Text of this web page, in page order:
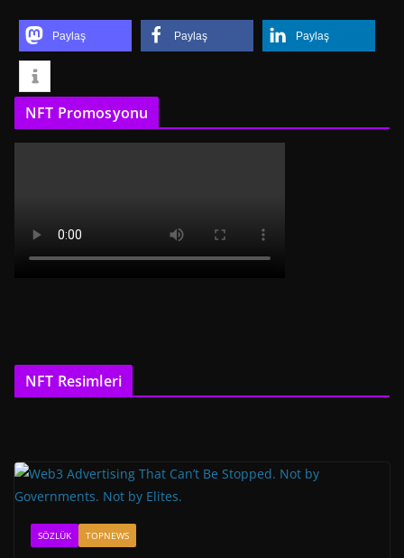
Paylaş Paylaş Paylaş
NFT Promosyonu
NFT Resimleri
SÖZLÜK TOPNEWS